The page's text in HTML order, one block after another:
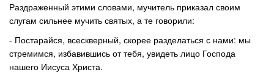
Раздраженный этими словами, мучитель приказал своим
слугам сильнее мучить святых, а те говорили:
- Постарайся, всескверный, скорее разделаться с нами: мы
стремимся, избавившись от тебя, увидеть лицо Господа
нашего Иисуса Христа.